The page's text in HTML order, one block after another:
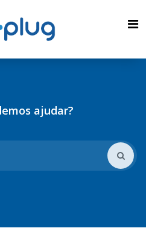
ajudar?